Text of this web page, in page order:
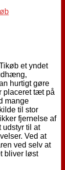
et yndet
hurtigt gøre
placeret tæt på
mange
til stor
fjernelse af
udstyr til at
Ved at
ved selv at
bliver løst